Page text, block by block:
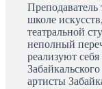
Преподаватель
школе
театральной
неполный
реализуют
артисты